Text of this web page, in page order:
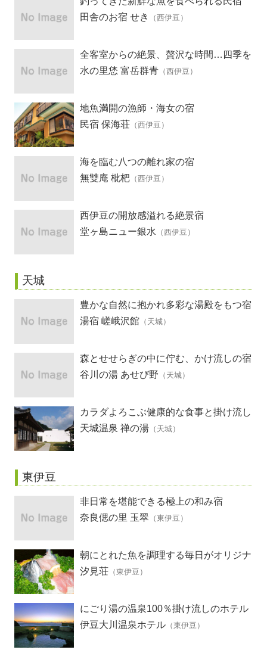
田舎のお宿 せき
（西伊豆）
全客室からの絶景、贅沢な時間…四季を
愛る宿
水の里恷 富岳群青 （西伊豆）
地魚満開の漁師・海女の宿
民宿 保海荘 （西伊豆）
海を臨む八つの離れ家の宿
無雙庵 枇杷 （西伊豆）
西伊豆の開放感溢れる絶景宿
堂ヶ島ニュー銀水 （西伊豆）
天城
豊かな自然に抱かれ多彩な湯殿をもつ宿
湯宿 嵯峨沢館 （天城）
森とせせらぎの中に佇む、かけ流しの宿
谷川の湯 あせび野 （天城）
カラダよろこぶ健康的な食事と掛け流し
温泉の宿
天城温泉 禅の湯 （天城）
東伊豆
非日常を堪能できる極上の和み宿
奈良偲の里 玉翠 （東伊豆）
朝にとれた魚を調理する毎日がオリジナ
ル料理
汐見荘 （東伊豆）
にごり湯の温泉100％掛け流しのホテル
伊豆大川温泉ホテル （東伊豆）